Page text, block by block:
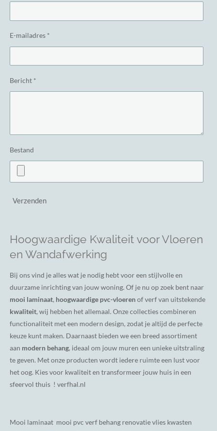
E-mailadres *
Bericht *
Bestand
Verzenden
Hoogwaardige Kwaliteit voor Vloeren
en Wandafwerking
Bij ons vind je alles wat je nodig hebt voor een stijlvolle en
duurzame inrichting van jouw woning. Of je nu op zoek bent naar
mooi laminaat, hoogwaardige pvc-vloerenof verf van uitstekende
kwaliteit, wij hebben het allemaal. Onze collecties combineren
functionaliteit met een modern design, zodat je altijd de perfecte
keuze kunt maken. Daarnaast bieden we een breed assortiment
aan modern behang, ideaal om jouw muren een unieke uitstraling
te geven. Met onze producten wordt iedere ruimte een lust voor
het oog. Kies voor kwaliteit en transformeer jouw huis in een
sfeervol thuis ! verfhal.nl
Mooi laminaat mooi pvc verf behang renovatie vlies kwasten